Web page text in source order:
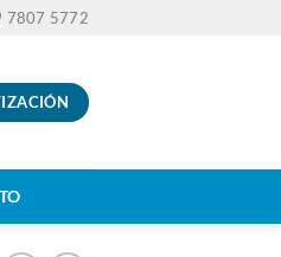
7807 5772